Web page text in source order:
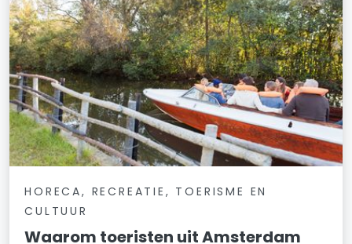
HORECA, RECREATIE, TOERISME EN
CULTUUR
Waarom toeristen uit Amsterdam